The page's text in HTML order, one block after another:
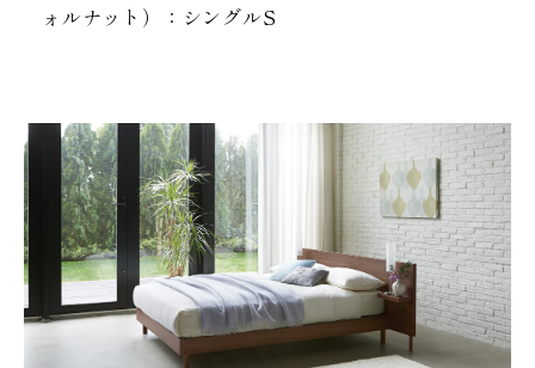
ォルナット）：シングルS